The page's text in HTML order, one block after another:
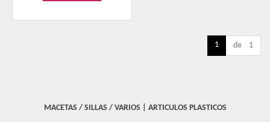
1 de 1
MACETAS / SILLAS / VARIOS ARTICULOS PLASTICOS